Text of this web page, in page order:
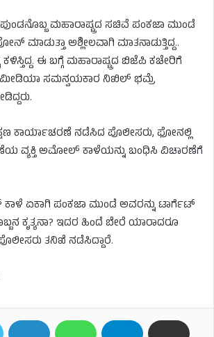
ಮಹಾರಾಷ್ಟ್ರದ ಸಚಿವೆ ಪಂಕಜಾ ಮುಂಡೆ
ಮಾಡುತ್ತಾ ಅಶ್ಲೀಲವಾಗಿ ಮಾತನಾಡುತ್ತಿದ್ದ..
ಈ ಬಗ್ಗೆ ಮಹಾರಾಷ್ಟ್ರದ ಬಿಜೆಪಿ ಕಚೇರಿಗೆ
ಸಮನ್ವಯಕಾರ ನಿಖಿಲ್ ಭಮ್ರೆ
ಕಾರ್ಯಾಚರಣೆ ನಡೆಸಿದ ಪೊಲೀಸರು, ಫೋನಲ್ಲಿ
ವ್ಯಕ್ತಿ ಅಮೋಲ್ ಕಾಳೆಯನ್ನು ಬಂಧಿಸಿ ವಿಚಾರಣೆಗೆ
ಏಕಾಗಿ ಪಂಕಜಾ ಮುಂಡೆ ಅವರನ್ನು ಟಾರ್ಗೆಟ್
ಕೃತ್ಯನಾ? ಇದರ ಹಿಂದೆ ಬೇರೆ ಯಾರಾದರೂ
ತನಿಖೆ ನಡೆಸಿದ್ದಾರೆ.